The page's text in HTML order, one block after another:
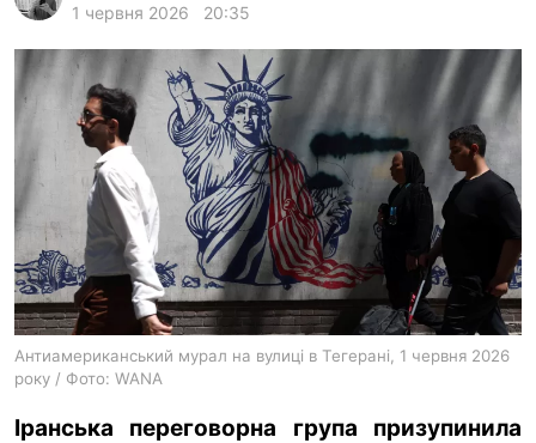
спорт
лонгріди
харків
архів
gambling
ua ru en
1 червня 2026
20:35
Антиамериканський мурал на вулиці в Тегерані, 1 червня 2026
року / Фото: WANA
Іранська переговорна група призупинила